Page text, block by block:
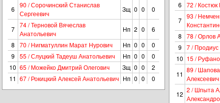
6
90 / Сорочинский Станислав
Сергеевич
Зщ 0 0 0
7
74 / Терновой Вячеслав
Анатольевич
Нп 2 0
6
8
70 / Нигматуллин Марат Нурович Нп 0 0
0
9
55 / Слуцкий Тадеуш Анатольевич Нп 0 0
0
10 65 / Можейко Дмитрий Олегович Зщ 0 0
2
11 67 / Рокицкий Алексей Анатольевич Нп 0 0 0
6
72 / Костюк
7
93 /
8
78 / Орлов
9
7 /
10 15 /
11
89 /
Алексеевич
12
2 / Шпыта